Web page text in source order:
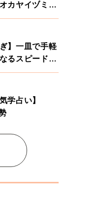
プリーツスカート
カヤイヅミさ
理さん
】一皿で手軽
るスピードパ
学占い】